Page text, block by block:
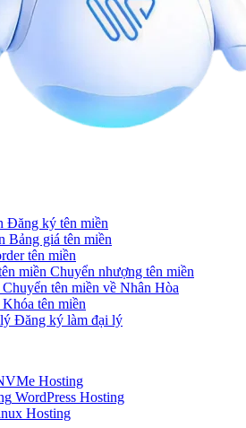
Đăng ký tên miền
Bảng giá tên miền
tên miền
Chuyển nhượng tên miền
Chuyển tên miền về Nhân Hòa
Khóa tên miền
Đăng ký làm đại lý
Hosting
WordPress Hosting
Hosting